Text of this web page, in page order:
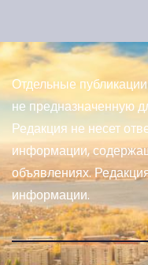
Отдельные
не предназначенную
Редакция не несет
информации,
объявлениях.
информации.